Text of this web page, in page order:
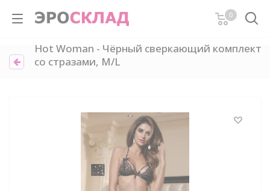
0
Hot Woman - Чёрный сверкающий комплект
со стразами, M/L